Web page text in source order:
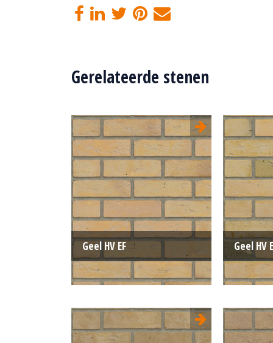
Gerelateerde stenen
Geel HV EF
Handvorm (HV)
Formaat:
Engels Formaat (EF)
Geel HV
Formaat: